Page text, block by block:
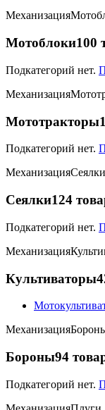
Механизация
Мотоблоки100
Подкатегорий нет.
Механизация
Мототракторы
Подкатегорий нет.
МеханизацияСеялки
Сеялки124
Подкатегорий нет.
Механизация
Культиваторы
Механизация
Бороны94
Подкатегорий нет.